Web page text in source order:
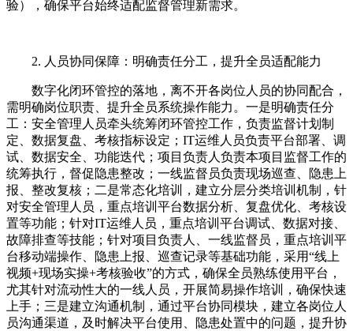
验），确保平台始终适配监督管理新需求。
2. 人员协同保障：明确责任分工，提升全员适配能力
数字化闭环管控的落地，离不开各岗位人员的协同配合，
需明确岗位职责、提升全员系统操作能力。一是明确责任分
工：安全管理人员牵头统筹闭环管控工作，负责监督计划制
定、数据复盘、考核指标设定；IT运维人员负责平台部署、调
试、数据安全、功能迭代；项目负责人负责本项目监督工作的
统筹执行，督促隐患整改；一线监督员负责现场巡查、隐患上
报、整改复核；二是常态化培训，建立分层分类培训机制，针
对安全管理人员，重点培训平台数据分析、复盘优化、考核设
置等功能；针对IT运维人员，重点培训平台调试、数据对接、
故障排查等技能；针对项目负责人、一线监督员，重点培训平
台移动端操作、隐患上报、巡查记录等基础功能，采用“线上
视频+现场实操+考核验收”的方式，确保全员熟练使用平台，
尤其针对流动性大的一线人员，开展简易操作培训，确保快速
上手；三是建立沟通机制，通过平台协同模块，建立各岗位人
员沟通渠道，及时解决平台使用、隐患处置中的问题，提升协